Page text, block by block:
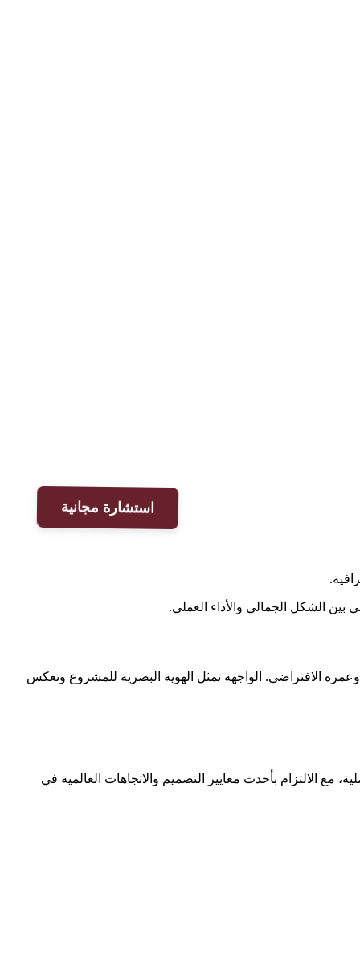
استشارة مجانية
بين الشكل الجمالي والأداء العملي.
الافتراضي. الواجهة تمثل الهوية البصرية للمشروع وتعكس
مع الالتزام بأحدث معايير التصميم والاتجاهات العالمية في